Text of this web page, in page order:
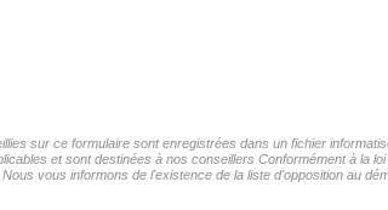
sur ce formulaire sont enregistrées dans un fichier
et sont destinées à nos conseillers Conformément à la
vous informons de l'existence de la liste d'opposition au